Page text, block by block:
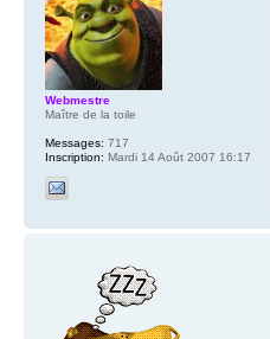
Webmestre
Maître de la toile
Messages: 717
Inscription: Mardi 14 Août 2007 16:17